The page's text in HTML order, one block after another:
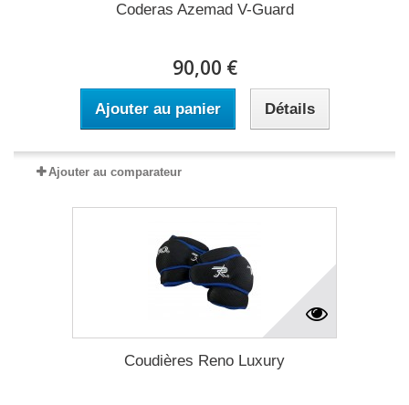
Coderas Azemad V-Guard
90,00 €
Ajouter au panier Détails
Ajouter au comparateur
Coudières Reno Luxury